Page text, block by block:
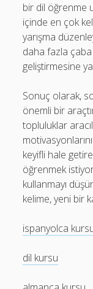
bir dil öğrenme
içinde en çok
yarışma
daha fazla
geliştirmesine
Sonuç olarak,
önemli bir
topluluklar
keyifli hale
öğrenmek
kullanmayı
kelime, yeni bir
ispanyolca
dil kursu